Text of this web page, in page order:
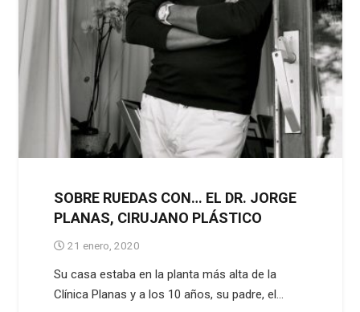
SOBRE RUEDAS CON… EL DR. JORGE
PLANAS, CIRUJANO PLÁSTICO
21 enero, 2020
Su casa estaba en la planta más alta de la
Clínica Planas y a los 10 años, su padre, el…